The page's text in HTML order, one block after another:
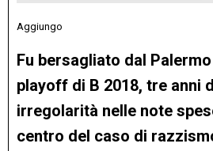
Aggiungo
Fu bersagliato dal
playoff di B 2018, tre anni
irregolarità nelle note
centro del caso di